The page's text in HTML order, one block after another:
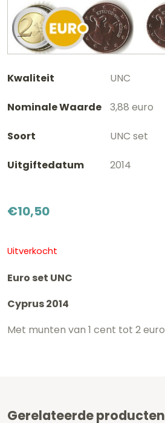
Kwaliteit UNC
Nominale Waarde 3,88 euro
Soort UNC set
Uitgiftedatum 2014
€10,50
Uitverkocht
Euro set UNC
Cyprus 2014
Met munten van 1 cent tot 2 euro
Gerelateerde producten